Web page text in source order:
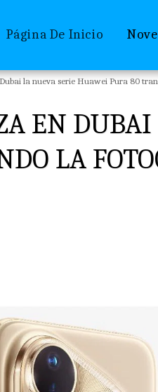
Página De Inicio
la nueva serie Huawei Pura 80
EN
LA